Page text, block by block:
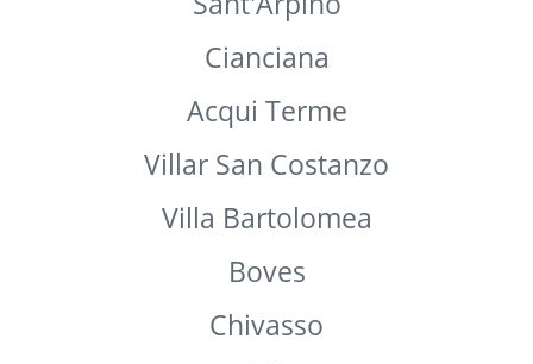
Sassari
Orbassano
Bernezzo
Valgrana
Sant'Arpino
Cianciana